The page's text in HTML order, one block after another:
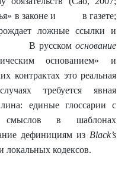
в законе и в газете;
ложные ссылки и
В русскомоснование
основанием» и
контрактах это реальная
требуется явная
единые глоссарии с
смыслов в шаблонах
дефинициям из Black’s
локальных кодексов.